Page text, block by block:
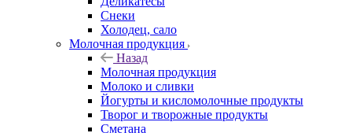
Снеки
Холодец, сало
Молочная продукция
Назад
Молочная продукция
Молоко и сливки
Йогурты и кисломолочные продукты
Творог и творожные продукты
Сметана